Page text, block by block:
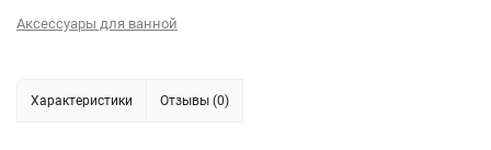
Аксессуары для ванной
Характеристики Отзывы (0)